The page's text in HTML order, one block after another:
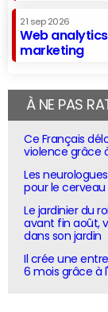
21 sep 2026
Web
marketing
À NE PAS
Ce Français
violence grâce
Les
pour le
Le jardinier du
avant fin août,
dans son jardin
Il crée une
6 mois grâce à